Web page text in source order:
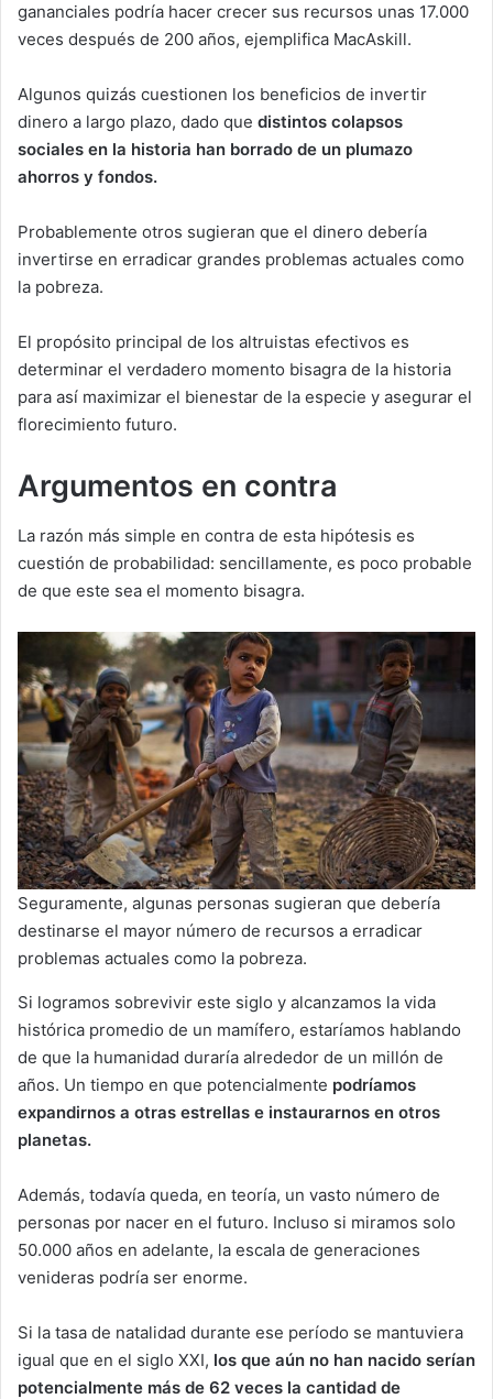
gananciales podría hacer crecer sus recursos unas 17.000
veces después de 200 años, ejemplifica MacAskill.
Algunos quizás cuestionen los beneficios de invertir
dinero a largo plazo, dado que distintos colapsos
sociales en la historia han borrado de un plumazo
ahorros y fondos.
Probablemente otros sugieran que el dinero debería
invertirse en erradicar grandes problemas actuales como
la pobreza.
El propósito principal de los altruistas efectivos es
determinar el verdadero momento bisagra de la historia
para así maximizar el bienestar de la especie y asegurar el
florecimiento futuro.
Argumentos en contra
La razón más simple en contra de esta hipótesis es
cuestión de probabilidad: sencillamente, es poco probable
de que este sea el momento bisagra.
Seguramente, algunas personas sugieran que debería
destinarse el mayor número de recursos a erradicar
problemas actuales como la pobreza.
Si logramos sobrevivir este siglo y alcanzamos la vida
histórica promedio de un mamífero, estaríamos hablando
de que la humanidad duraría alrededor de un millón de
años. Un tiempo en que potencialmente podríamos
expandirnos a otras estrellas e instaurarnos en otros
planetas.
Además, todavía queda, en teoría, un vasto número de
personas por nacer en el futuro. Incluso si miramos solo
50.000 años en adelante, la escala de generaciones
venideras podría ser enorme.
Si la tasa de natalidad durante ese período se mantuviera
igual que en el siglo XXI, los que aún no han nacido serían
potencialmente más de 62 veces la cantidad de